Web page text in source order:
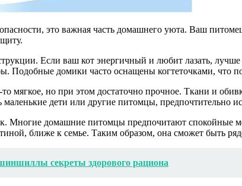
это важная часть домашнего уюта. Ваш
Если ваш кот энергичный и любит лазать,
Подобные домики часто оснащены когтеточками, что
мягкое, но при этом достаточно прочное. Ткани и
дети или другие питомцы, предпочтительно
Многие домашние питомцы предпочитают спокойные
ближе к семье. Таким образом, она сможет быть
секреты здорового рациона